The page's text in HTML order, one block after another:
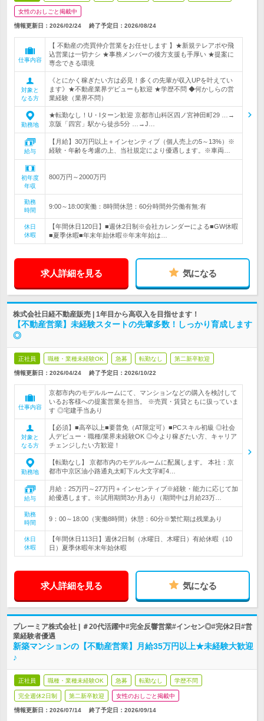
女性のおしごと掲載中
情報更新日：2026/02/24 終了予定日： 2026/08/24
仕事内容
【 不動産の売買仲介営業をお任せします 】★新規テレアポや飛
込営業は一切ナシ ★事務メンバーの後方支援も手厚い ★提案に
専念できる環境
対象と
なる方
《とにかく稼ぎたい方は必見！多くの先輩が収入UPを叶えてい
ます》★不動産業界デビューも歓迎 ★学歴不問 ◆何かしらの営
業経験（業界不問）
勤務地
★転勤なし！U・Iターン歓迎 京都市山科区四ノ宮神田町29 …→
京阪「四宮」駅から徒歩5分 …→J…
給与
【月給】30万円以上＋インセンティブ（個人売上の5～13%）※
経験・年齢を考慮の上、当社規定により優遇します。※車両…
初年度
年収
800万円～2000万円
勤務
時間
9:00～18:00実働：8時間休憩：60分時間外労働有無:有
休日
休暇
【年間休日120日】■週休2日制※会社カレンダーによる■GW休暇
■夏季休暇■年末年始休暇※年末年始は…
求人詳細を見る 気になる
株式会社日経不動産販売 | 1年目から高収入を目指せます！
【不動産営業】未経験スタートの先輩多数！しっかり育成します
◎
正社員 職種・業種未経験OK 急募 転勤なし 第二新卒歓迎
情報更新日：2026/04/24 終了予定日： 2026/10/22
仕事内容
京都市内のモデルルームにて、マンションなどの購入を検討して
いるお客様への提案営業を担当。 ※売買・賃貸ともに扱っていま
す ◎宅建手当あり
対象と
なる方
【必須】■高卒以上■要普免（AT限定可）■PCスキル初級 ◎社会
人デビュー・職種/業界未経験OK ◎今より稼ぎたい方、キャリア
チェンジしたい方歓迎！
勤務地
【転勤なし】 京都市内のモデルルームに配属します。 本社：京
都市中京区油小路通丸太町下ル大文字町4…
給与
月給：25万円～27万円＋インセンティブ※経験・能力に応じて加
給優遇します。※試用期間3か月あり（期間中は月給23万…
勤務
時間
9：00～18:00（実働8時間）休憩：60分※繁忙期は残業あり
休日
休暇
【年間休日113日】週休2日制（水曜日、木曜日）有給休暇（10
日）夏季休暇年末年始休暇
求人詳細を見る 気になる
プレーミア株式会社 | ＃20代活躍中#完全反響営業#インセン◎#完休2日#営
業経験者優遇
新築マンションの【不動産営業】月給35万円以上★未経験大歓迎
♪
正社員 職種・業種未経験OK 急募 転勤なし 学歴不問
完全週休2日制 第二新卒歓迎 女性のおしごと掲載中
情報更新日：2026/07/14 終了予定日： 2026/09/14